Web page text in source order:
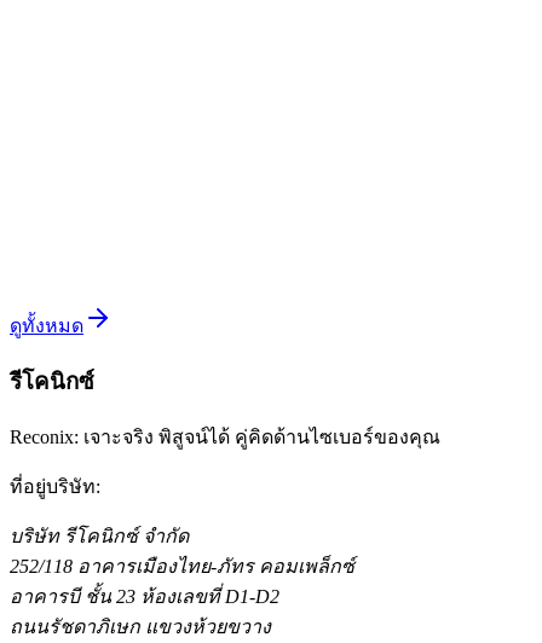
อ่านต่อ
ดูทั้งหมด
รีโคนิกซ์
Reconix: เจาะจริง พิสูจน์ได้ คู่คิดด้านไซเบอร์ของคุณ
ที่อยู่บริษัท:
บริษัท รีโคนิกซ์ จำกัด
252/118 อาคารเมืองไทย-ภัทร คอมเพล็กซ์
อาคารบี ชั้น 23 ห้องเลขที่ D1-D2
ถนนรัชดาภิเษก แขวงห้วยขวาง